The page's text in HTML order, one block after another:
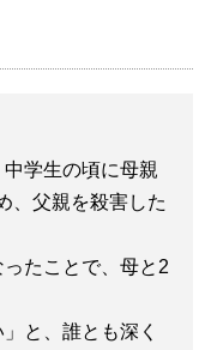
学生の頃に母親
、父親を殺害した
たことで、母と2
と、誰とも深く